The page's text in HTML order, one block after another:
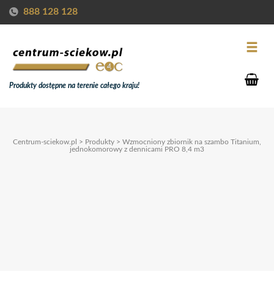
888 128 128
Produkty dostępne na terenie całego kraju!
Centrum-sciekow.pl > Produkty > Wzmocniony zbiornik na szambo Titanium,
jednokomorowy z dennicami PRO 8,4 m3